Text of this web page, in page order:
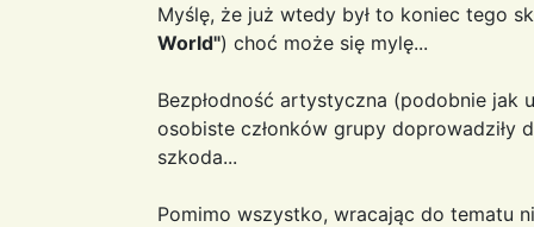
Myślę, że już wtedy był to koniec tego
World") choć może się mylę...
Bezpłodność artystyczna (podobnie jak
osobiste członków grupy doprowadziły
szkoda...
Pomimo wszystko, wracając do tematu